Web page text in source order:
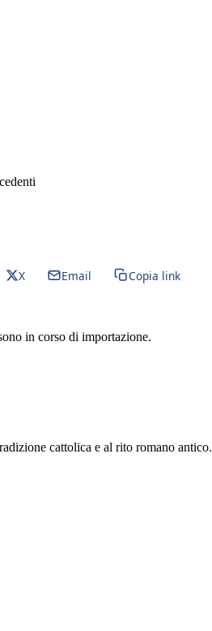
X Email Copia link
in corso di importazione.
cattolica e al rito romano antico.